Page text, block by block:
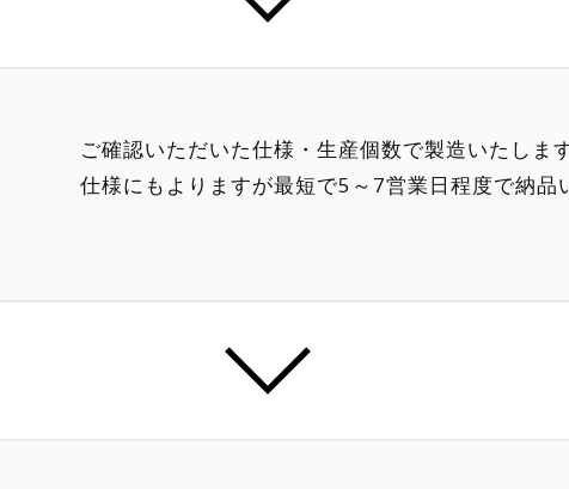
ご確認いただいた仕様・生産個数で製造いたします
仕様にもよりますが最短で5～7営業日程度で納品